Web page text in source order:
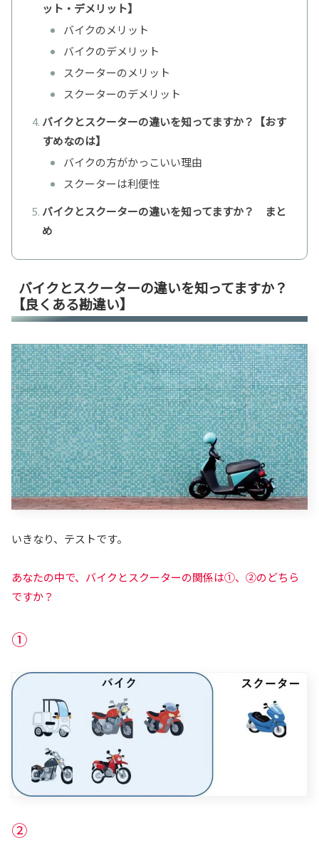
ット・デメリット】
バイクのメリット
バイクのデメリット
スクーターのメリット
スクーターのデメリット
バイクとスクーターの違いを知ってますか？【おす
すめなのは】
バイクの方がかっこいい理由
スクーターは利便性
バイクとスクーターの違いを知ってますか？ まと
め
バイクとスクーターの違いを知ってますか？
【良くある勘違い】
いきなり、テストです。
あなたの中で、バイクとスクーターの関係は①、②のどちら
ですか？
①
②